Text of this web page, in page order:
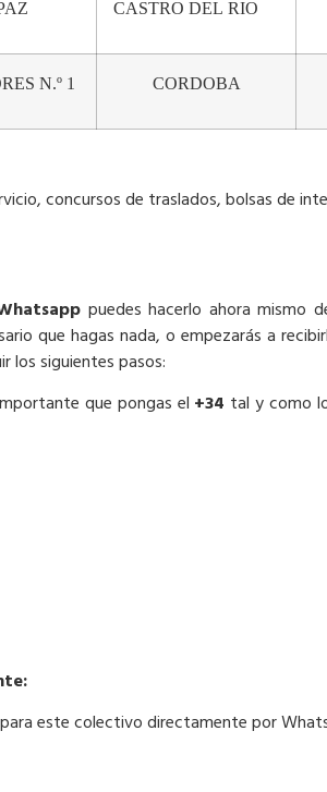
CASTRO DEL RIO
N.º 1 CORDOBA
concursos de traslados, bolsas de
puedes hacerlo ahora mismo
que hagas nada, o empezarás a
los siguientes pasos:
que pongas el +34 tal y como
este colectivo directamente por